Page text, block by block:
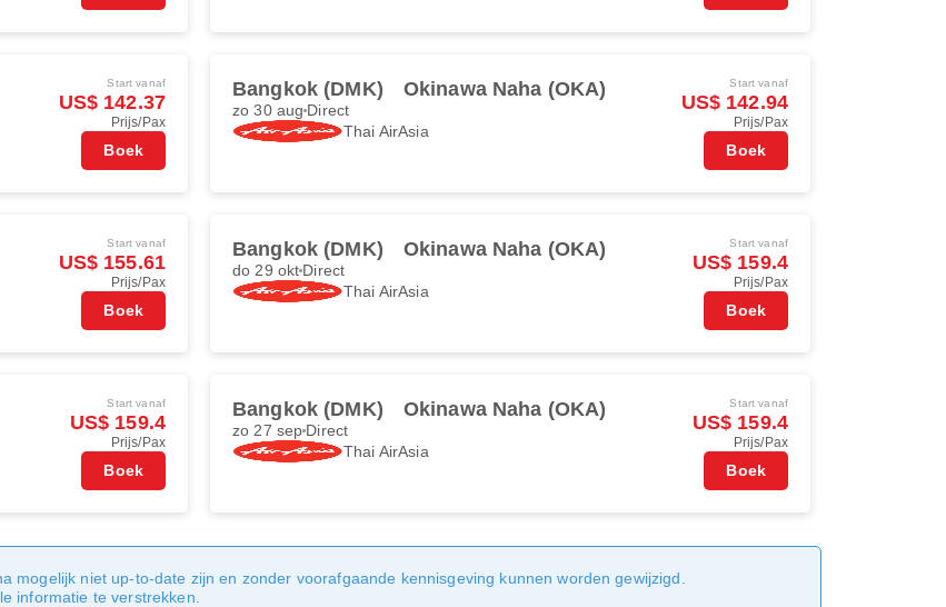
Start vanaf
US$ 142.37
Prijs/Pax
Boek
Bangkok (DMK) Okinawa Naha (OKA)
zo 30 aug Direct
Thai AirAsia
Start vanaf
US$ 142.94
Prijs/Pax
Boek
Start vanaf
US$ 155.61
Prijs/Pax
Boek
Bangkok (DMK) Okinawa Naha (OKA)
do 29 okt Direct
Thai AirAsia
Start vanaf
US$ 159.4
Prijs/Pax
Boek
Start vanaf
US$ 159.4
Prijs/Pax
Boek
Bangkok (DMK) Okinawa Naha (OKA)
zo 27 sep Direct
Thai AirAsia
Start vanaf
US$ 159.4
Prijs/Pax
Boek
mogelijk niet up-to-date zijn en zonder voorafgaande kennisgeving kunnen worden gewijzigd.
informatie te verstrekken.